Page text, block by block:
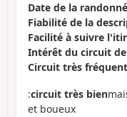
Date de la
Fiabilité de la
Facilité à suivre
Intérêt du circuit
Circuit très
:circuit très bien
et boueux